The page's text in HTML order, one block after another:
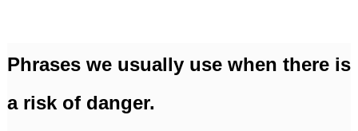
Phrases we usually use when there is
a risk of danger.